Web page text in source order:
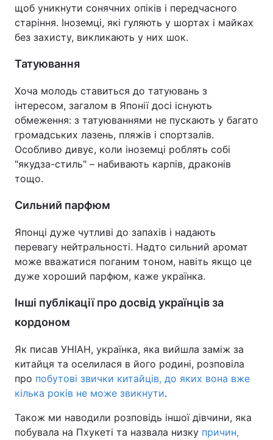
щоб уникнути сонячних опіків і передчасного
старіння. Іноземці, які гуляють у шортах і майках
без захисту, викликають у них шок.
Татуювання
Хоча молодь ставиться до татуювань з
інтересом, загалом в Японії досі існують
обмеження: з татуюваннями не пускають у багато
громадських лазень, пляжів і спортзалів.
Особливо дивує, коли іноземці роблять собі
"якудза-стиль" – набивають карпів, драконів
тощо.
Сильний парфюм
Японці дуже чутливі до запахів і надають
перевагу нейтральності. Надто сильний аромат
може вважатися поганим тоном, навіть якщо це
дуже хороший парфюм, каже українка.
Інші публікації про досвід українців за
кордоном
Як писав УНІАН, українка, яка вийшла заміж за
китайця та оселилася в його родині, розповіла
про побутові звички китайців, до яких вона вже
кілька років не може звикнути.
Також ми наводили розповідь іншої дівчини, яка
побувала на Пхукеті та назвала низку причин,